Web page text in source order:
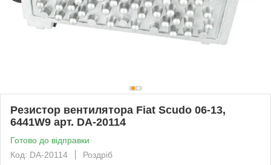
Резистор вентилятора Fiat Scudo 06-13,
6441W9 арт. DA-20114
Готово до відправки
Код: DA-20114
Роздріб